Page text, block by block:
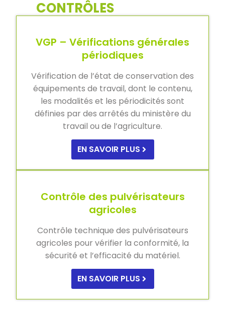
CONTRÔLES
VGP – Vérifications générales
périodiques
Vérification de l’état de conservation des
équipements de travail, dont le contenu,
les modalités et les périodicités sont
définies par des arrêtés du ministère du
travail ou de l’agriculture.
EN SAVOIR PLUS
Contrôle des pulvérisateurs
agricoles
Contrôle technique des pulvérisateurs
agricoles pour vérifier la conformité, la
sécurité et l’efficacité du matériel.
EN SAVOIR PLUS